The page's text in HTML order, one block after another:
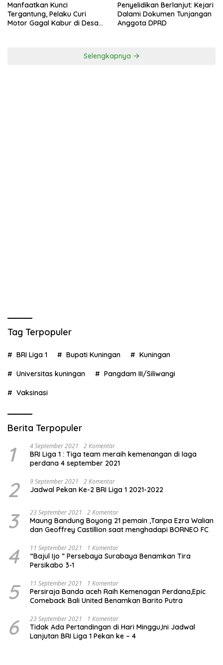
Manfaatkan Kunci
Tergantung, Pelaku Curi
Motor Gagal Kabur di Desa
Penyelidikan Berlanjut: Kejari
Dalami Dokumen Tunjangan
Anggota DPRD
Selengkapnya
Tag Terpopuler
BRI Liga 1 Bupati Kuningan Kuningan
Universitas kuningan Pangdam III/Siliwangi
Vaksinasi
Berita Terpopuler
1 4 September 2021 2 Komentar
BRI Liga 1 : Tiga team meraih kemenangan di laga
perdana 4 september 2021
2 9 September 2021 2 Komentar
Jadwal Pekan Ke-2 BRI Liga 1 2021-2022
3 23 September 2021 2 Komentar
Maung Bandung Boyong 21 pemain ,Tanpa Ezra Walian
dan Geoffrey Castillion saat menghadapi BORNEO FC
4 11 September 2021 1 Komentar
“Bajul Ijo ” Persebaya Surabaya Benamkan Tira
Persikabo 3-1
5 11 September 2021 1 Komentar
Persiraja Banda aceh Raih Kemenagan Perdana,Epic
Comeback Bali United Benamkan Barito Putra
6 23 September 2021 1 Komentar
Tidak Ada Pertandingan di Hari Minggu,Ini Jadwal
Lanjutan BRI Liga 1 Pekan ke – 4